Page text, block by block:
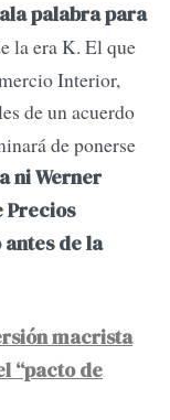
palabra para
la era K. El que
Interior,
de un acuerdo
de ponerse
ni Werner
Precios
de la
macrista
“pacto de